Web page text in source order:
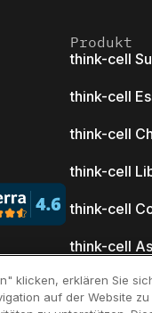
Produkt
think-cell
think-cell
think-cell
think-cell
think-cell
think-cell
klicken, erklären Sie
auf der Website